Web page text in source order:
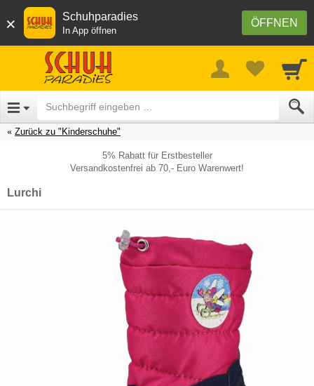
× ÖFFNEN
Schuhparadies
In App öffnen
Zurück zu "Kinderschuhe"
5% Rabatt für Erstbesteller
Versandkostenfrei ab 70,- Euro Warenwert!
Lurchi